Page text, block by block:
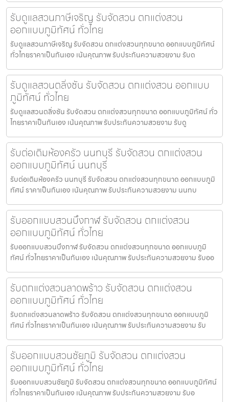
รับดูแลสวนภาษีเจริญ รับจัดสวน ตกแต่งสวน
ออกแบบภูมิทัศน์ ทั่วไทย
รับดูแลสวนภาษีเจริญ รับจัดสวน ตกแต่งสวนทุกขนาด ออกแบบภูมิทัศน์
ทั่วไทยราคาเป็นกันเอง เน้นคุณภาพ รับประกันความสวยงาม รับด
รับดูแลสวนตลิ่งชัน รับจัดสวน ตกแต่งสวน ออกแบบ
ภูมิทัศน์ ทั่วไทย
รับดูแลสวนตลิ่งชัน รับจัดสวน ตกแต่งสวนทุกขนาด ออกแบบภูมิทัศน์ ทั่ว
ไทยราคาเป็นกันเอง เน้นคุณภาพ รับประกันความสวยงาม รับดู
รับต่อเติมห้องครัว นนทบุรี รับจัดสวน ตกแต่งสวน
ออกแบบภูมิทัศน์ นนทบุรี
รับต่อเติมห้องครัว นนทบุรี รับจัดสวน ตกแต่งสวนทุกขนาด ออกแบบภูมิ
ทัศน์ ราคาเป็นกันเอง เน้นคุณภาพ รับประกันความสวยงาม นนทบ
รับออกแบบสวนบึงกาฬ รับจัดสวน ตกแต่งสวน
ออกแบบภูมิทัศน์ ทั่วไทย
รับออกแบบสวนบึงกาฬ รับจัดสวน ตกแต่งสวนทุกขนาด ออกแบบภูมิ
ทัศน์ ทั่วไทยราคาเป็นกันเอง เน้นคุณภาพ รับประกันความสวยงาม รับออ
รับตกแต่งสวนลาดพร้าว รับจัดสวน ตกแต่งสวน
ออกแบบภูมิทัศน์ ทั่วไทย
รับตกแต่งสวนลาดพร้าว รับจัดสวน ตกแต่งสวนทุกขนาด ออกแบบภูมิ
ทัศน์ ทั่วไทยราคาเป็นกันเอง เน้นคุณภาพ รับประกันความสวยงาม รับ
รับออกแบบสวนชัยภูมิ รับจัดสวน ตกแต่งสวน
ออกแบบภูมิทัศน์ ทั่วไทย
รับออกแบบสวนชัยภูมิ รับจัดสวน ตกแต่งสวนทุกขนาด ออกแบบภูมิทัศน์
ทั่วไทยราคาเป็นกันเอง เน้นคุณภาพ รับประกันความสวยงาม รับอ